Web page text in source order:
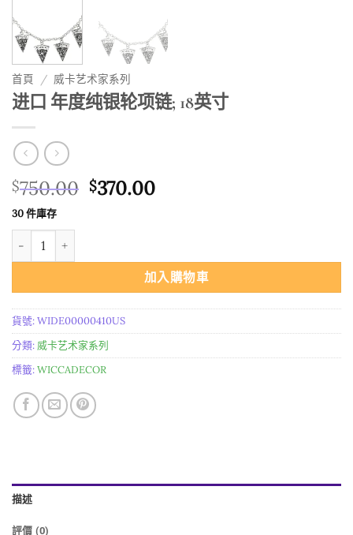
首頁 / 威卡艺术家系列
进口 年度纯银轮项链; 18英寸
$750.00 原
$750.00。
$370.00目
$370.00。
30 件庫存
进口 年度纯银轮项链; 18英寸 數量
加入購物車
貨號:WIDE00000410US
分類: 威卡艺术家系列
標籤:WICCADECOR
描述
評價 (0)